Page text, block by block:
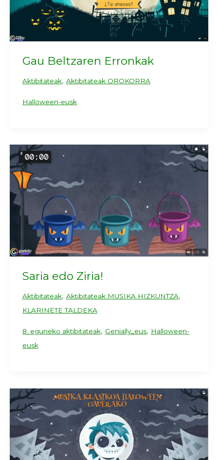
Gau Beltzaren Erronkak
Aktibitateak, Aktibitateak OROKORRA
Halloween-eusk
Saria edo Ziria!
Aktibitateak, Aktibitateak MUSIKA HIZKUNTZA,
KLARINETE TALDEKA
8. eguneko aktibitateak, Genially_eus, Halloween-
eusk